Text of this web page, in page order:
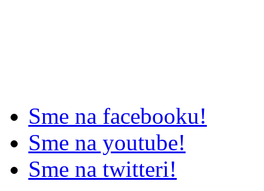
Sme na facebooku!
Sme na youtube!
Sme na twitteri!